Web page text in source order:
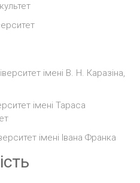
імені В. Н. Каразіна,
імені Тараса
імені Івана Франка